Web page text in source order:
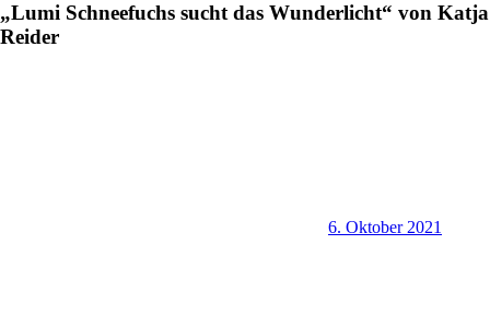
„Lumi Schneefuchs sucht das Wunderlicht“ von Katja
Reider
6. Oktober 2021